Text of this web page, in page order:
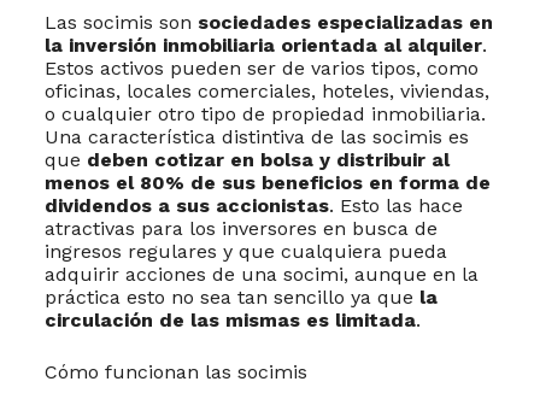
Las socimis son sociedades especializadas en
la inversión inmobiliaria orientada al alquiler.
Estos activos pueden ser de varios tipos, como
oficinas, locales comerciales, hoteles, viviendas,
o cualquier otro tipo de propiedad inmobiliaria.
Una característica distintiva de las socimis es
que deben cotizar en bolsa y distribuir al
menos el 80% de sus beneficios en forma de
dividendos a sus accionistas. Esto las hace
atractivas para los inversores en busca de
ingresos regulares y que cualquiera pueda
adquirir acciones de una socimi, aunque en la
práctica esto no sea tan sencillo ya que la
circulación de las mismas es limitada.
Cómo funcionan las socimis